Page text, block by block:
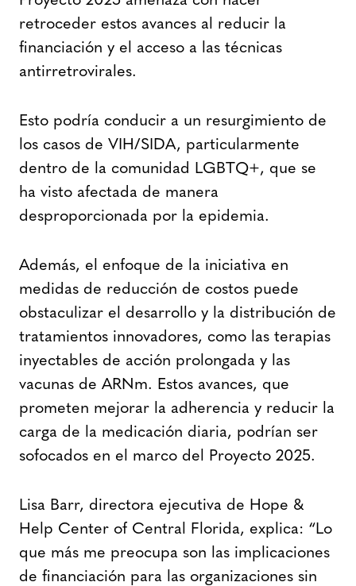
retroceder estos avances al reducir la
financiación y el acceso a las técnicas
antirretrovirales.
Esto podría conducir a un resurgimiento de
los casos de VIH/SIDA, particularmente
dentro de la comunidad LGBTQ+, que se
ha visto afectada de manera
desproporcionada por la epidemia.
Además, el enfoque de la iniciativa en
medidas de reducción de costos puede
obstaculizar el desarrollo y la distribución de
tratamientos innovadores, como las terapias
inyectables de acción prolongada y las
vacunas de ARNm. Estos avances, que
prometen mejorar la adherencia y reducir la
carga de la medicación diaria, podrían ser
sofocados en el marco del Proyecto 2025.
Lisa Barr, directora ejecutiva de Hope &
Help Center of Central Florida, explica: “Lo
que más me preocupa son las implicaciones
de financiación para las organizaciones sin